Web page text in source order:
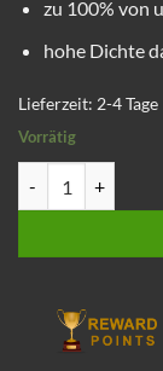
zu 100% von
hohe Dichte
Lieferzeit: 2-4 Tage
Vorrätig